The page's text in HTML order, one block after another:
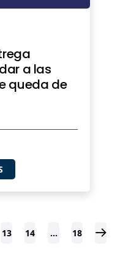
a las
queda de
13 14 … 18